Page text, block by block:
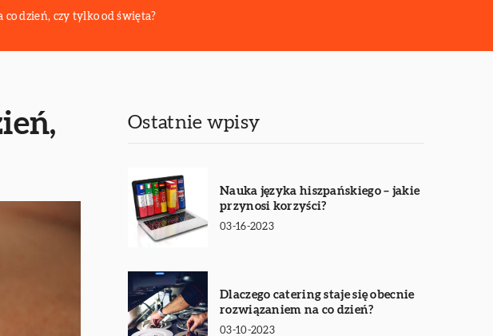
co dzień, czy tylko od święta?
Ostatnie wpisy
Nauka języka hiszpańskiego – jakie
przynosi korzyści?
03-16-2023
Dlaczego catering staje się obecnie
rozwiązaniem na co dzień?
03-10-2023